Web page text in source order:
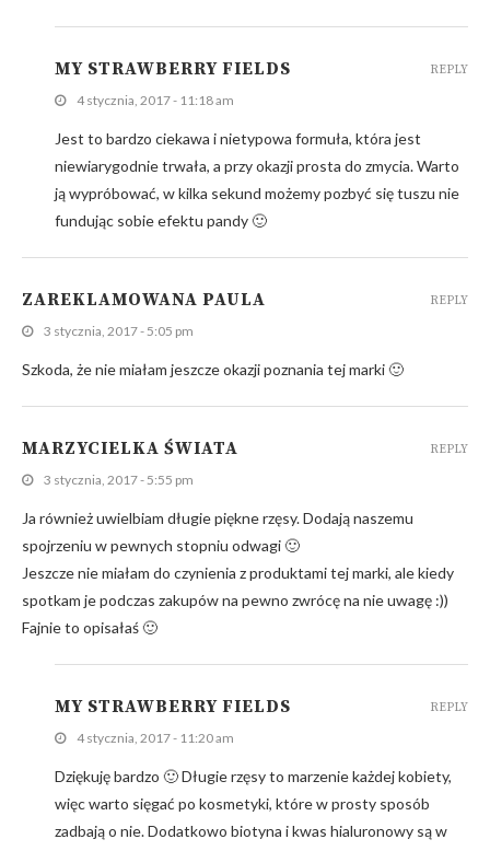
MY STRAWBERRY FIELDS
4 stycznia, 2017 - 11:18 am
Jest to bardzo ciekawa i nietypowa formuła, która jest
niewiarygodnie trwała, a przy okazji prosta do zmycia. Warto
ją wypróbować, w kilka sekund możemy pozbyć się tuszu nie
fundując sobie efektu pandy 🙂
REPLY
ZAREKLAMOWANA PAULA
3 stycznia, 2017 - 5:05 pm
Szkoda, że nie miałam jeszcze okazji poznania tej marki 🙂
REPLY
MARZYCIELKA ŚWIATA
3 stycznia, 2017 - 5:55 pm
Ja również uwielbiam długie piękne rzęsy. Dodają naszemu
spojrzeniu w pewnych stopniu odwagi 🙂
Jeszcze nie miałam do czynienia z produktami tej marki, ale kiedy
spotkam je podczas zakupów na pewno zwrócę na nie uwagę :))
Fajnie to opisałaś 🙂
REPLY
MY STRAWBERRY FIELDS
4 stycznia, 2017 - 11:20 am
Dziękuję bardzo 🙂 Długie rzęsy to marzenie każdej kobiety,
więc warto sięgać po kosmetyki, które w prosty sposób
zadbają o nie. Dodatkowo biotyna i kwas hialuronowy są w
REPLY